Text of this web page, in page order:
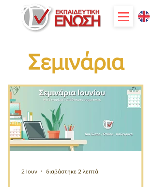
Σεμινάρια
2 Ιουν διαβάστηκε 2 λεπτά